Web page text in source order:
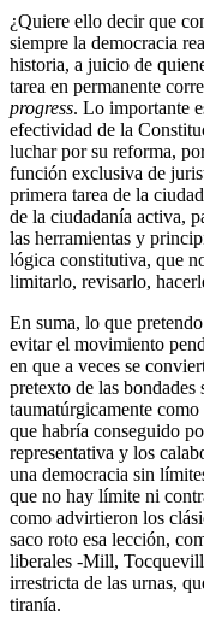
¿Quiere ello decir que
siempre la democracia
historia, a juicio de
tarea en permanente
progress. Lo importante
efectividad de la
luchar por su reforma,
función exclusiva de
primera tarea de la
de la ciudadanía activa,
las herramientas y
lógica constitutiva, que
limitarlo, revisarlo,
En suma, lo que
evitar el movimiento
en que a veces se
pretexto de las
taumatúrgicamente
que habría conseguido
representativa y los
una democracia sin
que no hay límite ni
como advirtieron los
saco roto esa lección,
liberales -Mill,
irrestricta de las urnas,
tiranía.